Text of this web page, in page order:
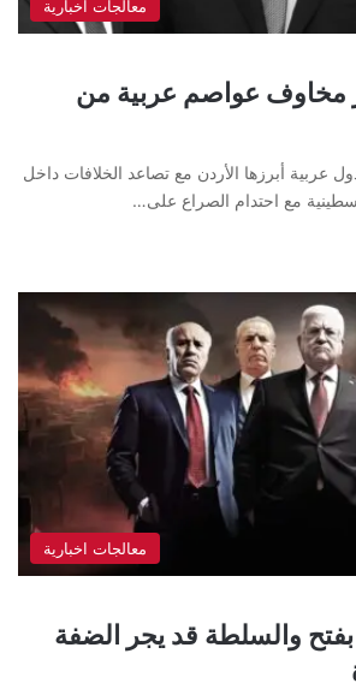
معالجات اخبارية
مخاوف عواصم عربية من
عربية أبرزها الأردن مع تصاعد الخلافات داخل
مع احتدام الصراع على…
معالجات اخبارية
والسلطة قد يجر الضفة